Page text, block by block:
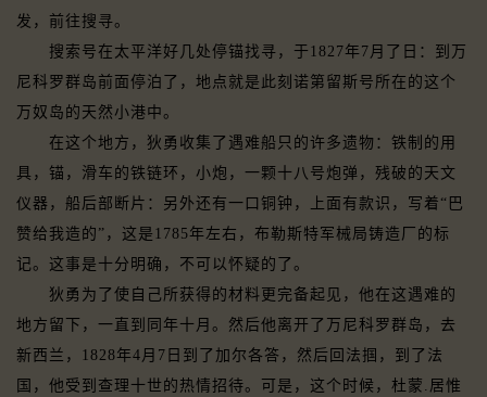
发，前往搜寻。
搜索号在太平洋好几处停锚找寻，于1827年7月了日：到万
尼科罗群岛前面停泊了，地点就是此刻诺第留斯号所在的这个
万奴岛的天然小港中。
在这个地方，狄勇收集了遇难船只的许多遗物：铁制的用
具，锚，滑车的铁链环，小炮，一颗十八号炮弹，残破的天文
仪器，船后部断片：另外还有一口铜钟，上面有款识，写着“巴
赞给我造的”，这是1785年左右，布勒斯特军械局铸造厂的标
记。这事是十分明确，不可以怀疑的了。
狄勇为了使自己所获得的材料更完备起见，他在这遇难的
地方留下，一直到同年十月。然后他离开了万尼科罗群岛，去
新西兰，1828年4月7日到了加尔各答，然后回法掴，到了法
国，他受到查理十世的热情招待。可是，这个时候，杜蒙.居惟